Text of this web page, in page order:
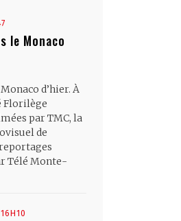
le Monaco
d’hier. À
Florilège
par TMC, la
de
Télé Monte-